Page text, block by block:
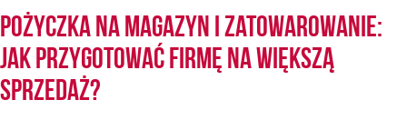
Pożyczka na magazyn i zatowarowanie:
jak przygotować firmę na większą
sprzedaż?